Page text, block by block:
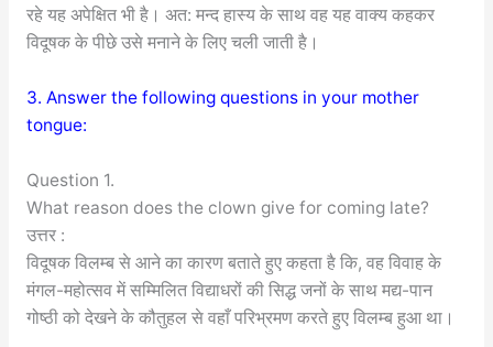
रहे यह अपेक्षित भी है। अत: मन्द हास्य के साथ वह यह वाक्य कहकर
विदूषक के पीछे उसे मनाने के लिए चली जाती है।
3. Answer the following questions in your mother
tongue:
Question 1.
What reason does the clown give for coming late?
उत्तर :
विदूषक विलम्ब से आने का कारण बताते हुए कहता है कि, वह विवाह के
मंगल-महोत्सव में सम्मिलित विद्याधरों की सिद्ध जनों के साथ मद्य-पान
गोष्ठी को देखने के कौतुहल से वहाँ परिभ्रमण करते हुए विलम्ब हुआ था।